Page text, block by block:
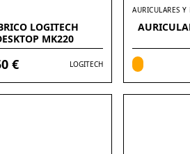
LOGITECH
MK220
€ LOGITECH
AURICULARES